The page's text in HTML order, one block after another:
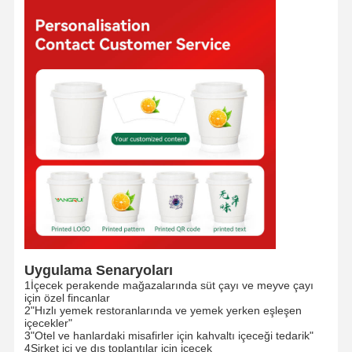
Evde Ürün VR Gösterisi Hakkımızda
Uygulama Senaryoları
1İçecek perakende mağazalarında süt çayı ve meyve çayı
için özel fincanlar
2"Hızlı yemek restoranlarında ve yemek yerken eşleşen
içecekler"
3"Otel ve hanlardaki misafirler için kahvaltı içeceği tedarik"
4Şirket içi ve dış toplantılar için içecek